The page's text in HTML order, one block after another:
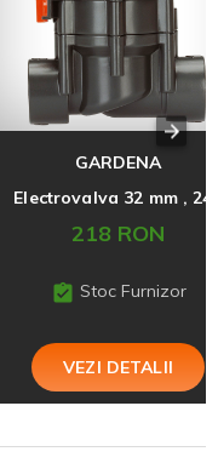
GARDENA
Electrovalva 32 mm ,
218 RON
Stoc Furnizor
VEZI DETALII